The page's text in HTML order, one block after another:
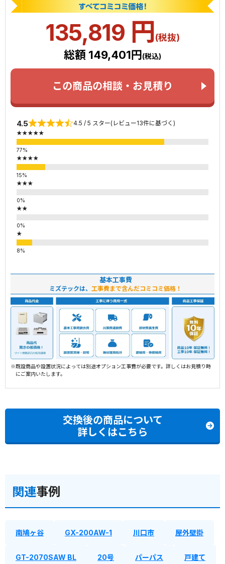
135,819 円(税抜)
総額 149,401円 (税込)
この商品の相談・お見積り
4.5 4.5 / 5 スター(レビュー13件に基づく)
★★★★★
★★★★
★★★
★★
★
基本工事費
ミズテックは、 工事費まで含んだコミコミ価格！
※既設商品や設置状況によっては別途オプション工事費が必要です。詳しくはお見積り時
にご案内いたします。
交換後の商品について
詳しくはこちら
関連事例
南鳩ヶ谷 GX-200AW-1 川口市 屋外壁掛
GT-2070SAW BL 20号 パーパス 戸建て